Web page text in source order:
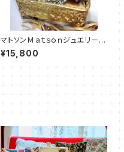
マトソンＭａｔｓｏｎジュエリーボ
ックス（MT0021）
¥15,800